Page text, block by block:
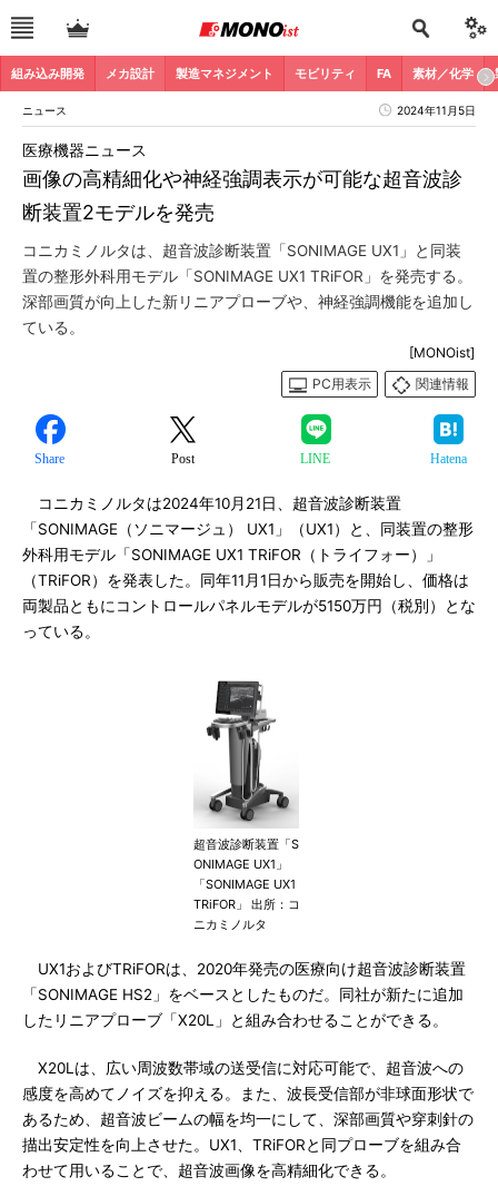
組み込み開発 メカ設計 製造マネジメント モビリティ FA 素材／化学
ニュース 2024年11月5日
画像の高精細化や神経強調表示が可能な超音波診
断装置2モデルを発売
医療機器ニュース
コニカミノルタは、超音波診断装置「SONIMAGE UX1」と同装
置の整形外科用モデル「SONIMAGE UX1 TRiFOR」を発売する。
深部画質が向上した新リニアプローブや、神経強調機能を追加し
ている。
[MONOist]
PC用表示
関連情報
Share Post LINE Hatena
コニカミノルタは2024年10月21日、超音波診断装置
「SONIMAGE（ソニマージュ） UX1」（UX1）と、同装置の整形
外科用モデル「SONIMAGE UX1 TRiFOR（トライフォー）」
（TRiFOR）を発表した。同年11月1日から販売を開始し、価格は
両製品ともにコントロールパネルモデルが5150万円（税別）とな
っている。
超音波診断装置「S
ONIMAGE UX1」
「SONIMAGE UX1
TRiFOR」 出所：コ
ニカミノルタ
UX1およびTRiFORは、2020年発売の医療向け超音波診断装置
「SONIMAGE HS2」をベースとしたものだ。同社が新たに追加
したリニアプローブ「X20L」と組み合わせることができる。
X20Lは、広い周波数帯域の送受信に対応可能で、超音波への
感度を高めてノイズを抑える。また、波長受信部が非球面形状で
あるため、超音波ビームの幅を均一にして、深部画質や穿刺針の
描出安定性を向上させた。UX1、TRiFORと同プローブを組み合
わせて用いることで、超音波画像を高精細化できる。